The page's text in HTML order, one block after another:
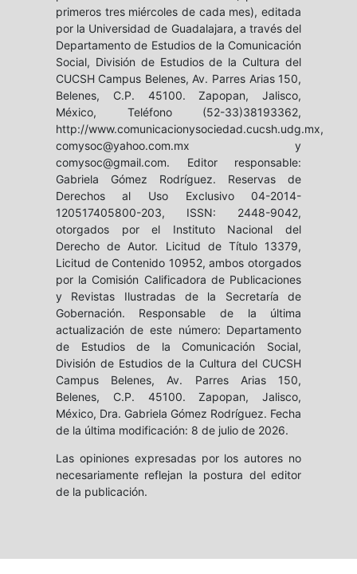
primeros tres miércoles de cada mes), editada
por la Universidad de Guadalajara, a través del
Departamento de Estudios de la Comunicación
Social, División de Estudios de la Cultura del
CUCSH Campus Belenes, Av. Parres Arias 150,
Belenes, C.P. 45100. Zapopan, Jalisco,
México, Teléfono (52-33)38193362,
http://www.comunicacionysociedad.cucsh.udg.mx,
comysoc@yahoo.com.mx y
comysoc@gmail.com. Editor responsable:
Gabriela Gómez Rodríguez. Reservas de
Derechos al Uso Exclusivo 04-2014-
120517405800-203, ISSN: 2448-9042,
otorgados por el Instituto Nacional del
Derecho de Autor. Licitud de Título 13379,
Licitud de Contenido 10952, ambos otorgados
por la Comisión Calificadora de Publicaciones
y Revistas Ilustradas de la Secretaría de
Gobernación. Responsable de la última
actualización de este número: Departamento
de Estudios de la Comunicación Social,
División de Estudios de la Cultura del CUCSH
Campus Belenes, Av. Parres Arias 150,
Belenes, C.P. 45100. Zapopan, Jalisco,
México, Dra. Gabriela Gómez Rodríguez. Fecha
de la última modificación: 8 de julio de 2026.
Las opiniones expresadas por los autores no
necesariamente reflejan la postura del editor
de la publicación.